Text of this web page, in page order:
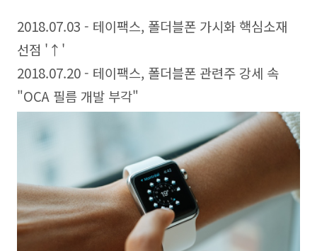
2018.07.03 - 테이팩스, 폴더블폰 가시화 핵심소재
선점 '↑'
2018.07.20 - 테이팩스, 폴더블폰 관련주 강세 속
"OCA 필름 개발 부각"